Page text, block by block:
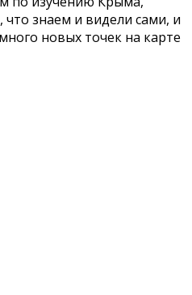
знаем и видели сами, и
новых точек на карте